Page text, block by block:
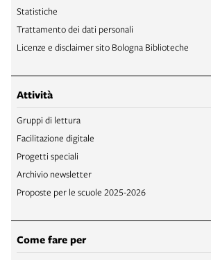
Statistiche
Trattamento dei dati personali
Licenze e disclaimer sito Bologna Biblioteche
Attività
Gruppi di lettura
Facilitazione digitale
Progetti speciali
Archivio newsletter
Proposte per le scuole 2025-2026
Come fare per